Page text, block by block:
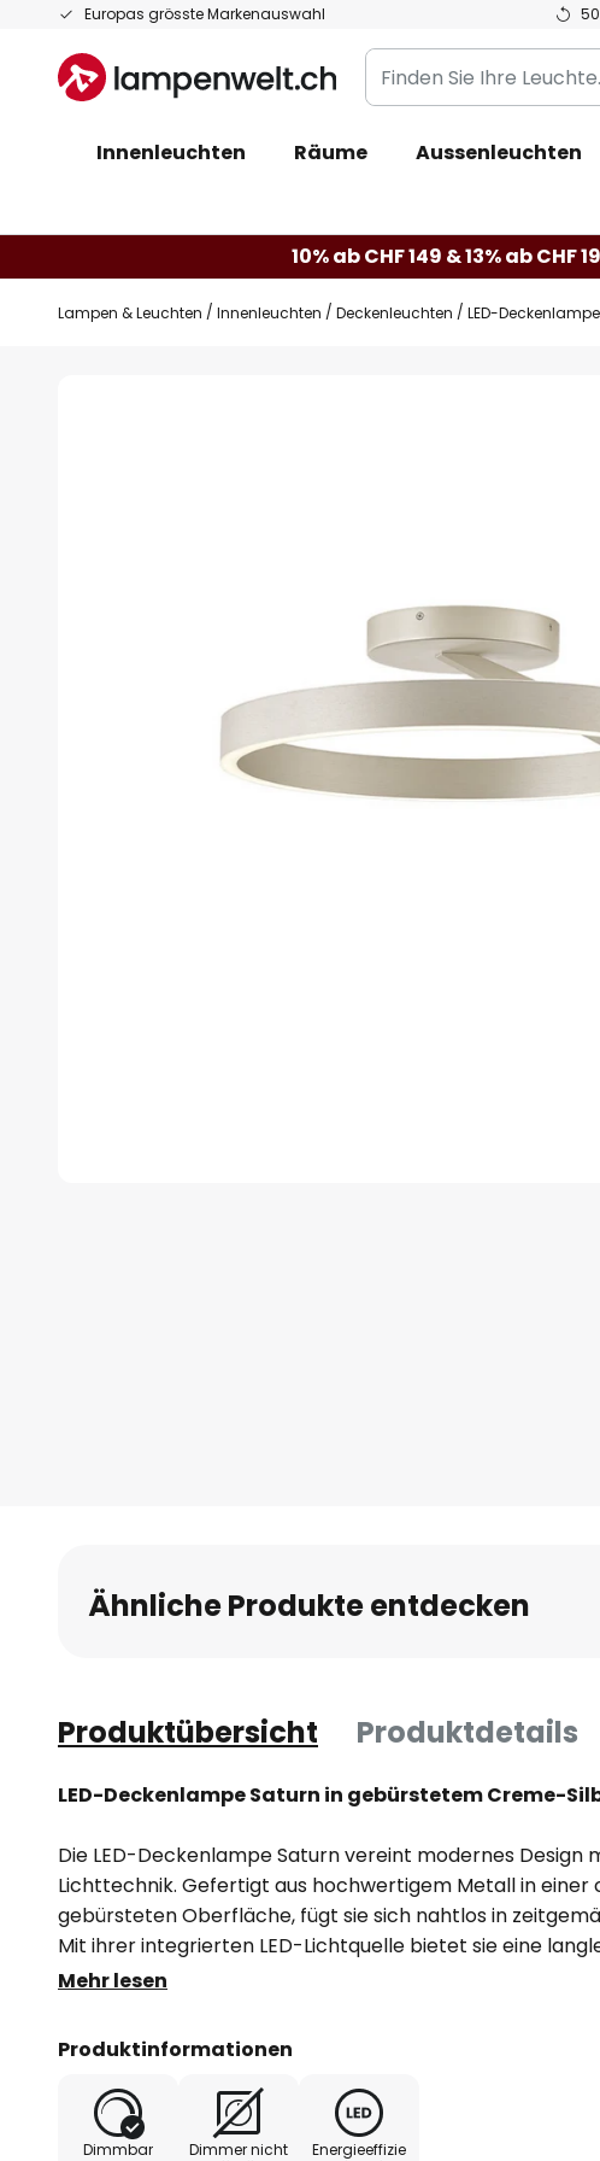
Europas grösste Markenauswahl
Zum
springen
Finden
Sie
Leuchte...
Innenleuchten Räume Aussenleuchten
10% ab CHF 149 & 13% ab CHF
Lampen & Leuchten Innenleuchten Deckenleuchten LED-
Ähnliche Produkte entdecken
Produktübersicht Produktdetails
LED-Deckenlampe Saturn in gebürstetem Creme-
Die LED-Deckenlampe Saturn vereint modernes Design
Lichttechnik. Gefertigt aus hochwertigem Metall in
gebürsteten Oberfläche, fügt sie sich nahtlos in
Mit ihrer integrierten LED-Lichtquelle bietet sie eine
energieeffiziente Beleuchtungslösung. Die CCT-Funktion
K), wodurch unterschiedliche Stimmungen und
- extern dimmbar: TRIAC
Mehr lesen
Produktinformationen
Dimmbar
Dimmer nicht
Energieeffizie